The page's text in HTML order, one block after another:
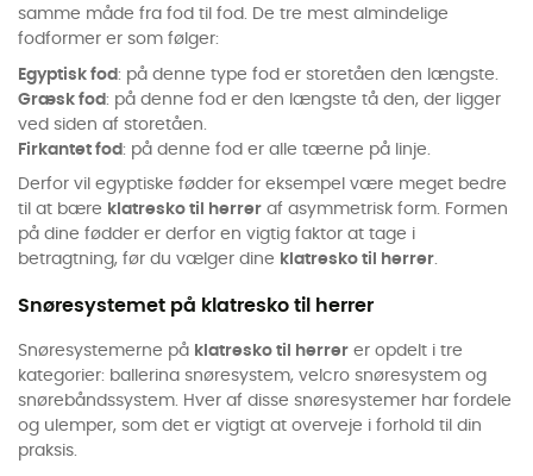
samme måde fra fod til fod. De tre mest almindelige
fodformer er som følger:
Egyptisk fod: på denne type fod er storetåen den længste.
Græsk fod: på denne fod er den længste tå den, der ligger
ved siden af storetåen.
Firkantet fod: på denne fod er alle tæerne på linje.
Derfor vil egyptiske fødder for eksempel være meget bedre
til at bære klatresko til herrer af asymmetrisk form. Formen
på dine fødder er derfor en vigtig faktor at tage i
betragtning, før du vælger dine klatresko til herrer.
Snøresystemet på klatresko til herrer
Snøresystemerne på klatresko til herrer er opdelt i tre
kategorier: ballerina snøresystem, velcro snøresystem og
snørebåndssystem. Hver af disse snøresystemer har fordele
og ulemper, som det er vigtigt at overveje i forhold til din
praksis.